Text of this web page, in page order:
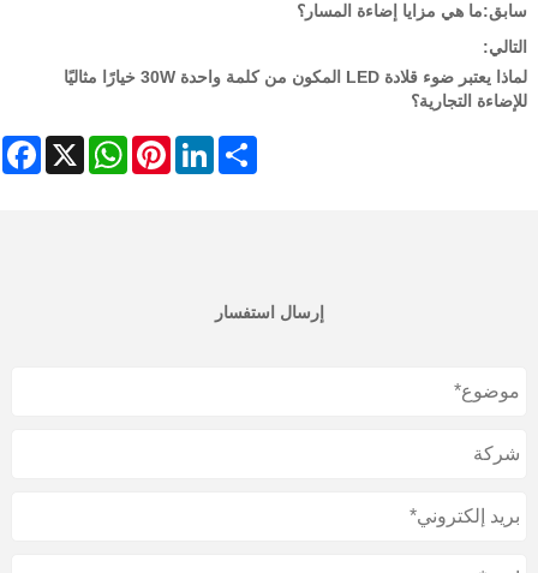
سابق:ما هي مزايا إضاءة المسار؟
التالي:
لماذا يعتبر ضوء قلادة LED المكون من كلمة واحدة 30W خيارًا مثاليًا
للإضاءة التجارية؟
X
WhatsAppPinterestLinkedIn Share
إرسال استفسار